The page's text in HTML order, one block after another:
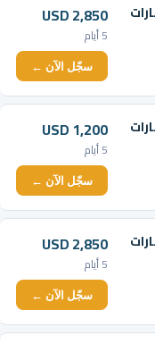
USD 2,850
5 أيام
سجّل الآن ←
USD 1,200
5 أيام
سجّل الآن ←
USD 2,850
5 أيام
سجّل الآن ←